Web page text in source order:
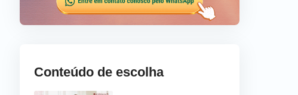
Conteúdo de escolha